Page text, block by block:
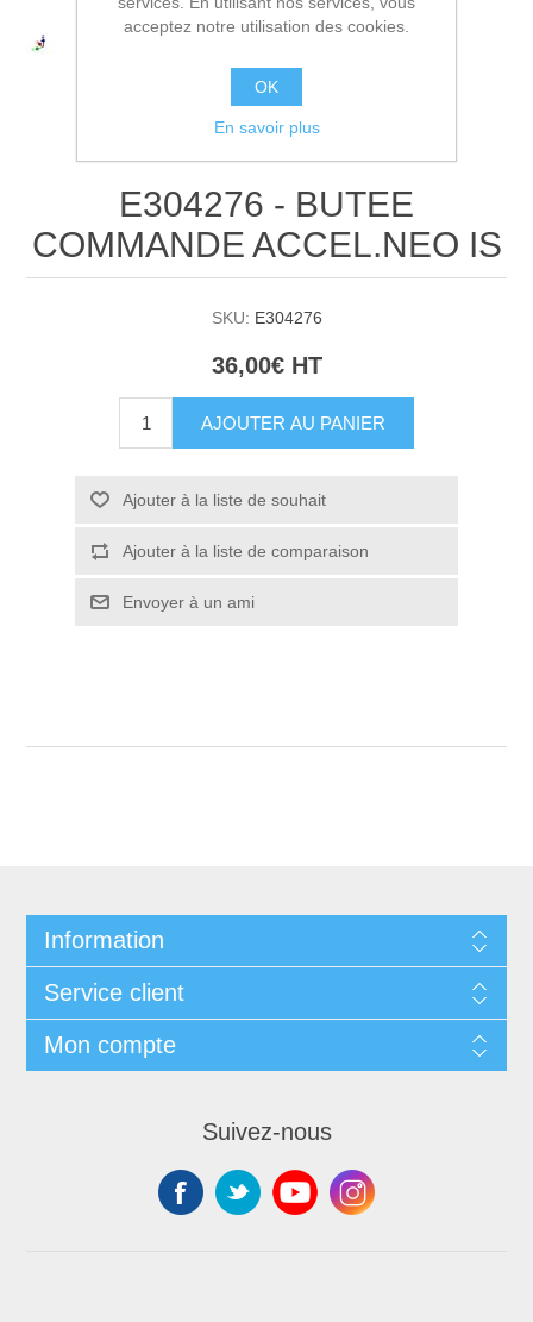
E304276 - BUTEE
COMMANDE ACCEL.NEO IS
SKU: E304276
36,00€ HT
AJOUTER AU PANIER
Ajouter à la liste de souhait
Ajouter à la liste de comparaison
Envoyer à un ami
Information
Service client
Mon compte
Suivez-nous
acceptez notre utilisation des cookies.
OK
En savoir plus